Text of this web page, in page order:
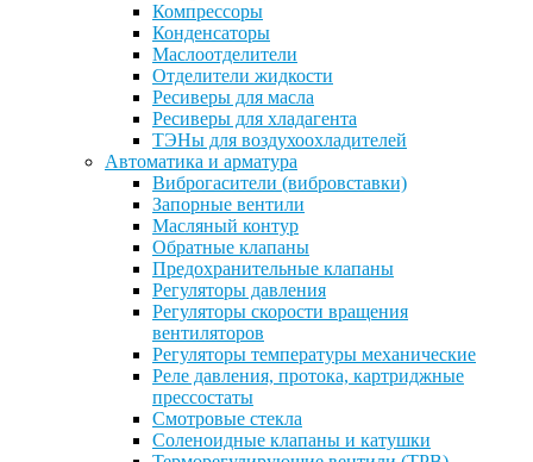
Компрессоры
Конденсаторы
Маслоотделители
Отделители жидкости
Ресиверы для масла
Ресиверы для хладагента
ТЭНы для воздухоохладителей
Автоматика и арматура
Виброгасители (вибровставки)
Запорные вентили
Масляный контур
Обратные клапаны
Предохранительные клапаны
Регуляторы давления
Регуляторы скорости вращения
вентиляторов
Регуляторы температуры механические
Реле давления, протока, картриджные
прессостаты
Смотровые стекла
Соленоидные клапаны и катушки